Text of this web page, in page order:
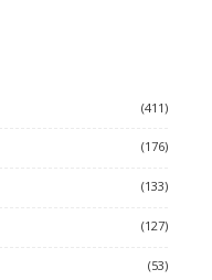
(411)
(176)
(133)
(127)
(53)